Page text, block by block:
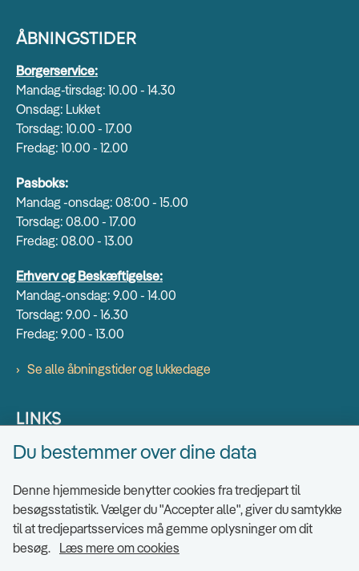
ÅBNINGSTIDER
Borgerservice:
Mandag-tirsdag: 10.00 - 14.30
Onsdag: Lukket
Torsdag: 10.00 - 17.00
Fredag: 10.00 - 12.00
Pasboks:
Mandag -onsdag: 08:00 - 15.00
Torsdag: 08.00 - 17.00
Fredag: 08.00 - 13.00
Erhverv og Beskæftigelse:
Mandag-onsdag: 9.00 - 14.00
Torsdag: 9.00 - 16.30
Fredag: 9.00 - 13.00
Se alle åbningstider og lukkedage
LINKS
Find EAN numre
Tilgængelighedserklæring
Cookies
Ris og ros til hjemmesiden
Du bestemmer over dine data
Denne hjemmeside benytter cookies fra tredjepart til
besøgsstatistik. Vælger du "Accepter alle", giver du samtykke
til at tredjepartsservices må gemme oplysninger om dit
besøg. Læs mere om cookies